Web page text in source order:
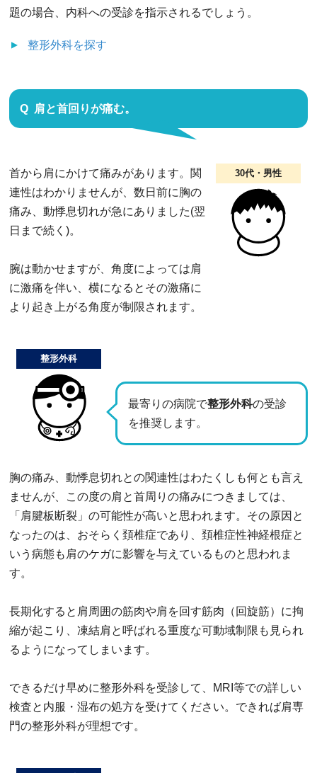
題の場合、内科への受診を指示されるでしょう。
整形外科を探す
肩と首回りが痛む。
30代・男性
首から肩にかけて痛みがあります。関
連性はわかりませんが、数日前に胸の
痛み、動悸息切れが急にありました(翌
日まで続く)。
腕は動かせますが、角度によっては肩
に激痛を伴い、横になるとその激痛に
より起き上がる角度が制限されます。
最寄りの病院で整形外科の受診
を推奨します。
整形外科
胸の痛み、動悸息切れとの関連性はわたくしも何とも言え
ませんが、この度の肩と首周りの痛みにつきましては、
「肩腱板断裂」の可能性が高いと思われます。その原因と
なったのは、おそらく頚椎症であり、頚椎症性神経根症と
いう病態も肩のケガに影響を与えているものと思われま
す。
長期化すると肩周囲の筋肉や肩を回す筋肉（回旋筋）に拘
縮が起こり、凍結肩と呼ばれる重度な可動域制限も見られ
るようになってしまいます。
できるだけ早めに整形外科を受診して、MRI等での詳しい
検査と内服・湿布の処方を受けてください。できれば肩専
門の整形外科が理想です。